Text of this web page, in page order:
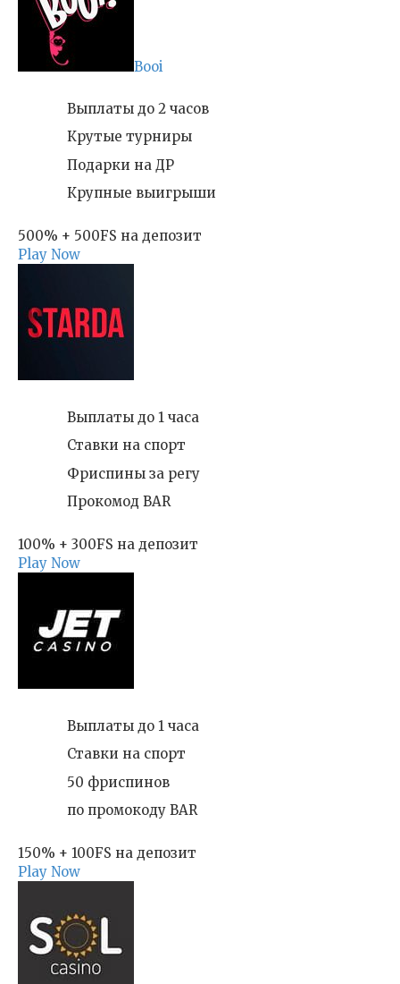
Booi
Выплаты до 2 часов
Крутые турниры
Подарки на ДР
Крупные выигрыши
500% + 500FS на депозит
Play Now
Выплаты до 1 часа
Ставки на спорт
Фриспины за регу
Прокомод BAR
100% + 300FS на депозит
Play Now
Выплаты до 1 часа
Ставки на спорт
50 фриспинов
по промокоду BAR
150% + 100FS на депозит
Play Now